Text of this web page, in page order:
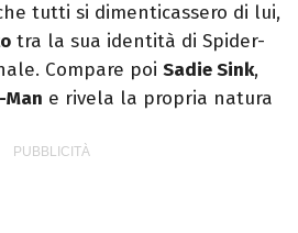
tutti si dimenticassero di lui,
tra la sua identità di Spider-
Compare poi Sadie Sink,
e rivela la propria natura